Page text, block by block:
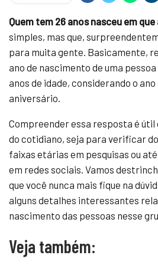
Quem tem 26 anos nasceu em que
simples, mas que,
para muita gente. Basicamente,
ano de nascimento de uma pessoa
anos de idade, considerando o
aniversário.
Compreender essa resposta é
do cotidiano, seja para verificar
faixas etárias em pesquisas ou
em redes sociais. Vamos
que você nunca mais fique na
alguns detalhes interessantes
nascimento das pessoas nesse
Veja também: